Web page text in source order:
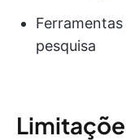
pesquisa